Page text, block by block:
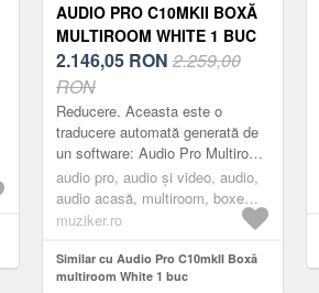
AUDIO PRO C10MKII BOXĂ
MULTIROOM WHITE 1 BUC
2.146,05 RON 2.259,00
RON
Reducere. Aceasta este o
traducere automată generată de
un software: Audio Pro Multiroom
cu AirPlay2 și ChromeCast.
Sunet în mai multe camere și
utilizare pe...
audio pro, audio și video, audio,
audio acasă, multiroom, boxe
multiroom, white
muziker.ro
Similar cu Audio Pro C10mkII Boxă
multiroom White 1 buc